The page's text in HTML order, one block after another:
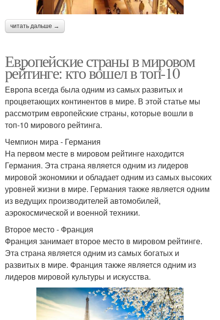
читать дальше →
Европейские страны в мировом
рейтинге: кто вошел в топ-10
Европа всегда была одним из самых развитых и
процветающих континентов в мире. В этой статье мы
рассмотрим европейские страны, которые вошли в
топ-10 мирового рейтинга.
Чемпион мира - Германия
На первом месте в мировом рейтинге находится
Германия. Эта страна является одним из лидеров
мировой экономики и обладает одним из самых высоких
уровней жизни в мире. Германия также является одним
из ведущих производителей автомобилей,
аэрокосмической и военной техники.
Второе место - Франция
Франция занимает второе место в мировом рейтинге.
Эта страна является одним из самых богатых и
развитых в мире. Франция также является одним из
лидеров мировой культуры и искусства.